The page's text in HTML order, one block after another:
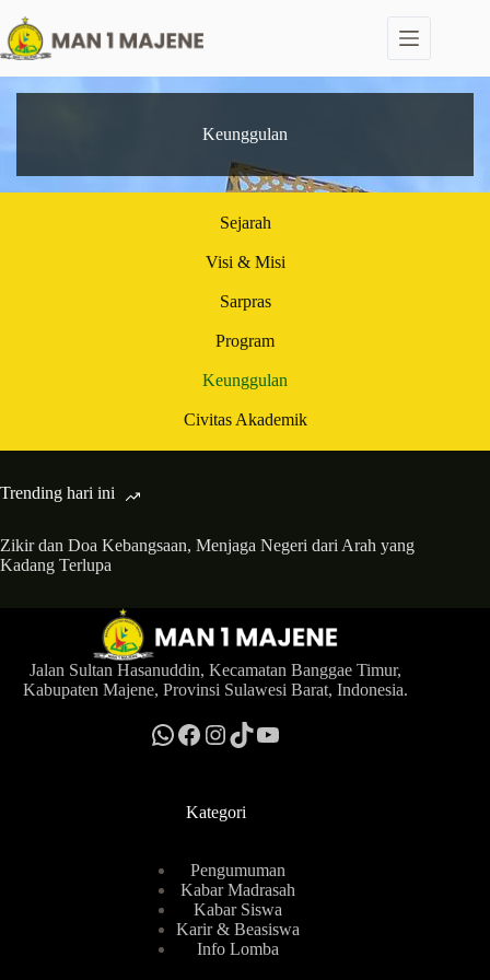
Keunggulan
Sejarah
Visi & Misi
Sarpras
Program
Keunggulan
Civitas Akademik
Trending hari ini
Zikir dan Doa Kebangsaan, Menjaga Negeri dari Arah yang
Kadang Terlupa
Jalan Sultan Hasanuddin, Kecamatan Banggae Timur,
Kabupaten Majene, Provinsi Sulawesi Barat, Indonesia.
Kategori
Pengumuman
Kabar Madrasah
Kabar Siswa
Karir & Beasiswa
Info Lomba